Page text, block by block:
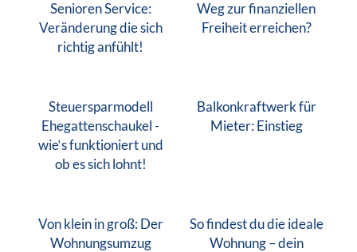
Senioren Service:
Veränderung die sich
richtig anfühlt!
Weg zur finanziellen
Freiheit erreichen?
Steuersparmodell
Ehegattenschaukel -
wie‘s funktioniert und
ob es sich lohnt!
Balkonkraftwerk für
Mieter: Einstieg
Von klein in groß: Der
Wohnungsumzug
So findest du die ideale
Wohnung – dein